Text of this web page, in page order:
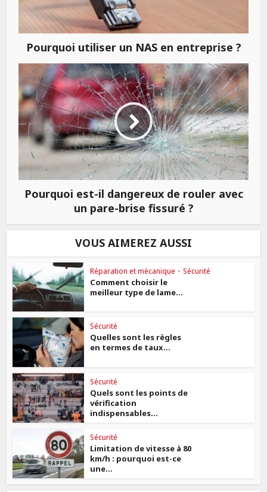
Pourquoi utiliser un NAS en entreprise ?
Pourquoi est-il dangereux de rouler avec
un pare-brise fissuré ?
VOUS AIMEREZ AUSSI
Réparation et mécanique • Sécurité
Comment choisir le
meilleur type de lame...
Sécurité
Quelles sont les règles
en termes de taux...
Sécurité
Quels sont les points de
vérification
indispensables...
Sécurité
Limitation de vitesse à 80
km/h : pourquoi est-ce
une...